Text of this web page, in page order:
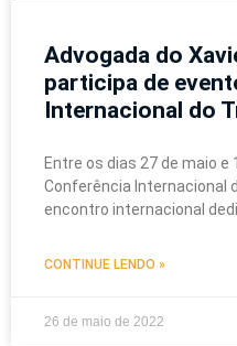
Advogada do
participa de
Internacional do
Entre os dias 27 de maio e
Conferência Internacional
encontro internacional
CONTINUE LENDO »
26 de maio de 2022